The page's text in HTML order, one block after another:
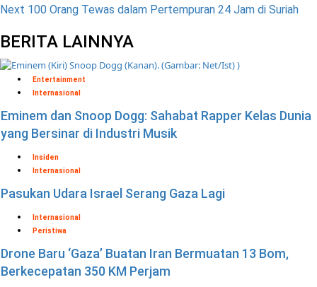
Next 100 Orang Tewas dalam Pertempuran 24 Jam di Suriah
BERITA LAINNYA
Entertainment
Internasional
Eminem dan Snoop Dogg: Sahabat Rapper Kelas Dunia
yang Bersinar di Industri Musik
Insiden
Internasional
Pasukan Udara Israel Serang Gaza Lagi
Internasional
Peristiwa
Drone Baru ‘Gaza’ Buatan Iran Bermuatan 13 Bom,
Berkecepatan 350 KM Perjam